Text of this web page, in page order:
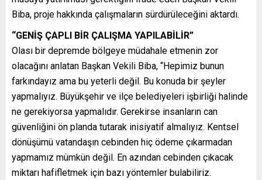
Biba, proje hakkında çalışmaların sürdürüleceğini aktardı.
“GENİŞ ÇAPLI BİR ÇALIŞMA YAPILABİLİR”
Olası bir depremde bölgeye müdahale etmenin zor
olacağını anlatan Başkan Vekili Biba, “Hepimiz bunun
farkındayız ama bu yeterli değil. Bu konuda bir şeyler
yapmalıyız. Büyükşehir ve ilçe belediyeleri işbirliği halinde
ne gerekiyorsa yapmalıdır. Gerekirse insanların can
güvenliğini ön planda tutarak inisiyatif almalıyız. Kentsel
dönüşümü vatandaşın cebinden hiç ödeme çıkarmadan
yapmamız mümkün değil. En azından cebinden çıkacak
miktarı hafifletmek için bazı yöntemler bulabiliriz.